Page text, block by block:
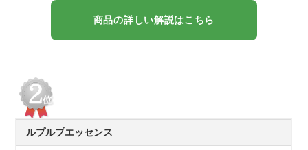
商品の詳しい解説はこちら
ルプルプエッセンス